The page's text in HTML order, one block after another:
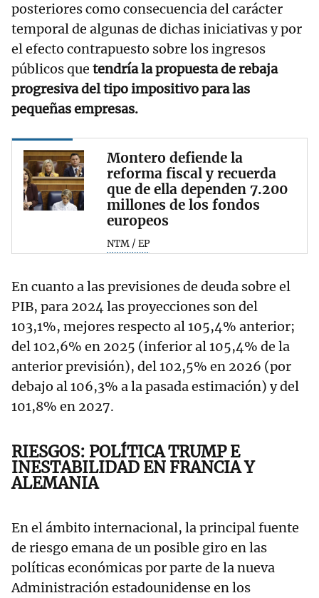
posteriores como consecuencia del carácter
temporal de algunas de dichas iniciativas y por
el efecto contrapuesto sobre los ingresos
públicos que tendría la propuesta de rebaja
progresiva del tipo impositivo para las
pequeñas empresas.
Montero defiende la
reforma fiscal y recuerda
que de ella dependen 7.200
millones de los fondos
europeos
NTM / EP
En cuanto a las previsiones de deuda sobre el
PIB, para 2024 las proyecciones son del
103,1%, mejores respecto al 105,4% anterior;
del 102,6% en 2025 (inferior al 105,4% de la
anterior previsión), del 102,5% en 2026 (por
debajo al 106,3% a la pasada estimación) y del
101,8% en 2027.
RIESGOS: POLÍTICA TRUMP E
INESTABILIDAD EN FRANCIA Y
ALEMANIA
En el ámbito internacional, la principal fuente
de riesgo emana de un posible giro en las
políticas económicas por parte de la nueva
Administración estadounidense en los